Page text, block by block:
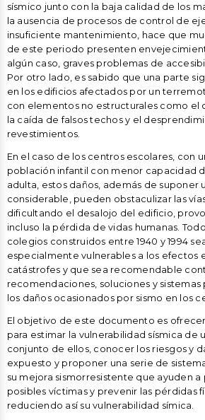
sísmico junto con la baja calidad de los
la ausencia de procesos de control de
insuficiente mantenimiento, hace que
de este periodo presenten
algún caso, graves problemas de
Por otro lado, es sabido que una parte
en los edificios afectados por un
con elementos no estructurales como el
la caída de falsos techos y el
revestimientos.
En el caso de los centros escolares, con
población infantil con menor capacidad
adulta, estos daños, además de suponer
considerable, pueden obstaculizar las
dificultando el desalojo del edificio,
incluso la pérdida de vidas humanas.
colegios construidos entre 1940 y 1994
especialmente vulnerables a los efectos
catástrofes y que sea recomendable
recomendaciones, soluciones y sistemas
los daños ocasionados por sismo en los
El objetivo de este documento es
para estimar la vulnerabilidad sísmica de
conjunto de ellos, conocer los riesgos y
expuesto y proponer una serie de
su mejora sismorresistente que ayuden
posibles víctimas y prevenir las pérdidas
reduciendo así su vulnerabilidad símica.